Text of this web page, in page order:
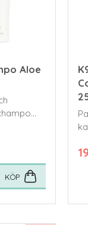
Aloe
KÖP